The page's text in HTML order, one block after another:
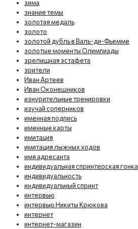
зима
знание темы
золотая медаль
золото
золотой дубль в Валь-ди-Фьемме
золотые моменты Олимпиады
зрелищная эстафета
зрители
Иван Артеев
Иван Оконешников
изнурительные тренировки
изучай соперников
именная подпись
именные карты
имитация
имитация лыжных ходов
имя адресанта
индивидуальная спринтерская гонка
индивидуальность
индивидуальный спринт
интервью
интервью Никиты Крюкова
интернет
интернет-магазин